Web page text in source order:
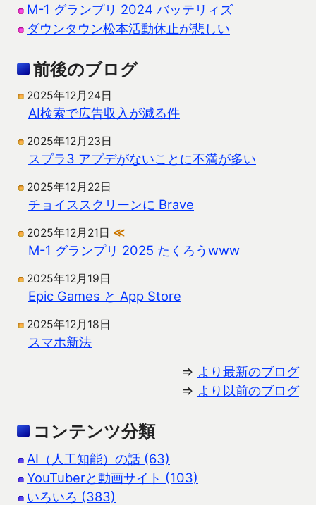
M-1 グランプリ 2024 バッテリィズ
ダウンタウン松本活動休止が悲しい
前後のブログ
2025年12月24日
AI検索で広告収入が減る件
2025年12月23日
スプラ3 アプデがないことに不満が多い
2025年12月22日
チョイススクリーンに Brave
2025年12月21日 ≪
M-1 グランプリ 2025 たくろうwww
2025年12月19日
Epic Games と App Store
2025年12月18日
スマホ新法
⇒ より最新のブログ
⇒ より以前のブログ
コンテンツ分類
AI（人工知能）の話 (63)
YouTuberと動画サイト (103)
いろいろ (383)